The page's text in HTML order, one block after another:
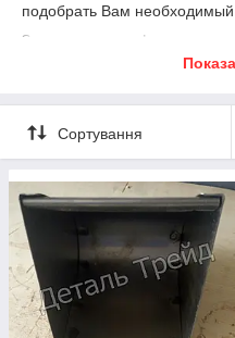
подобрать Вам необходимый
Звоните по телефону:
Сортування